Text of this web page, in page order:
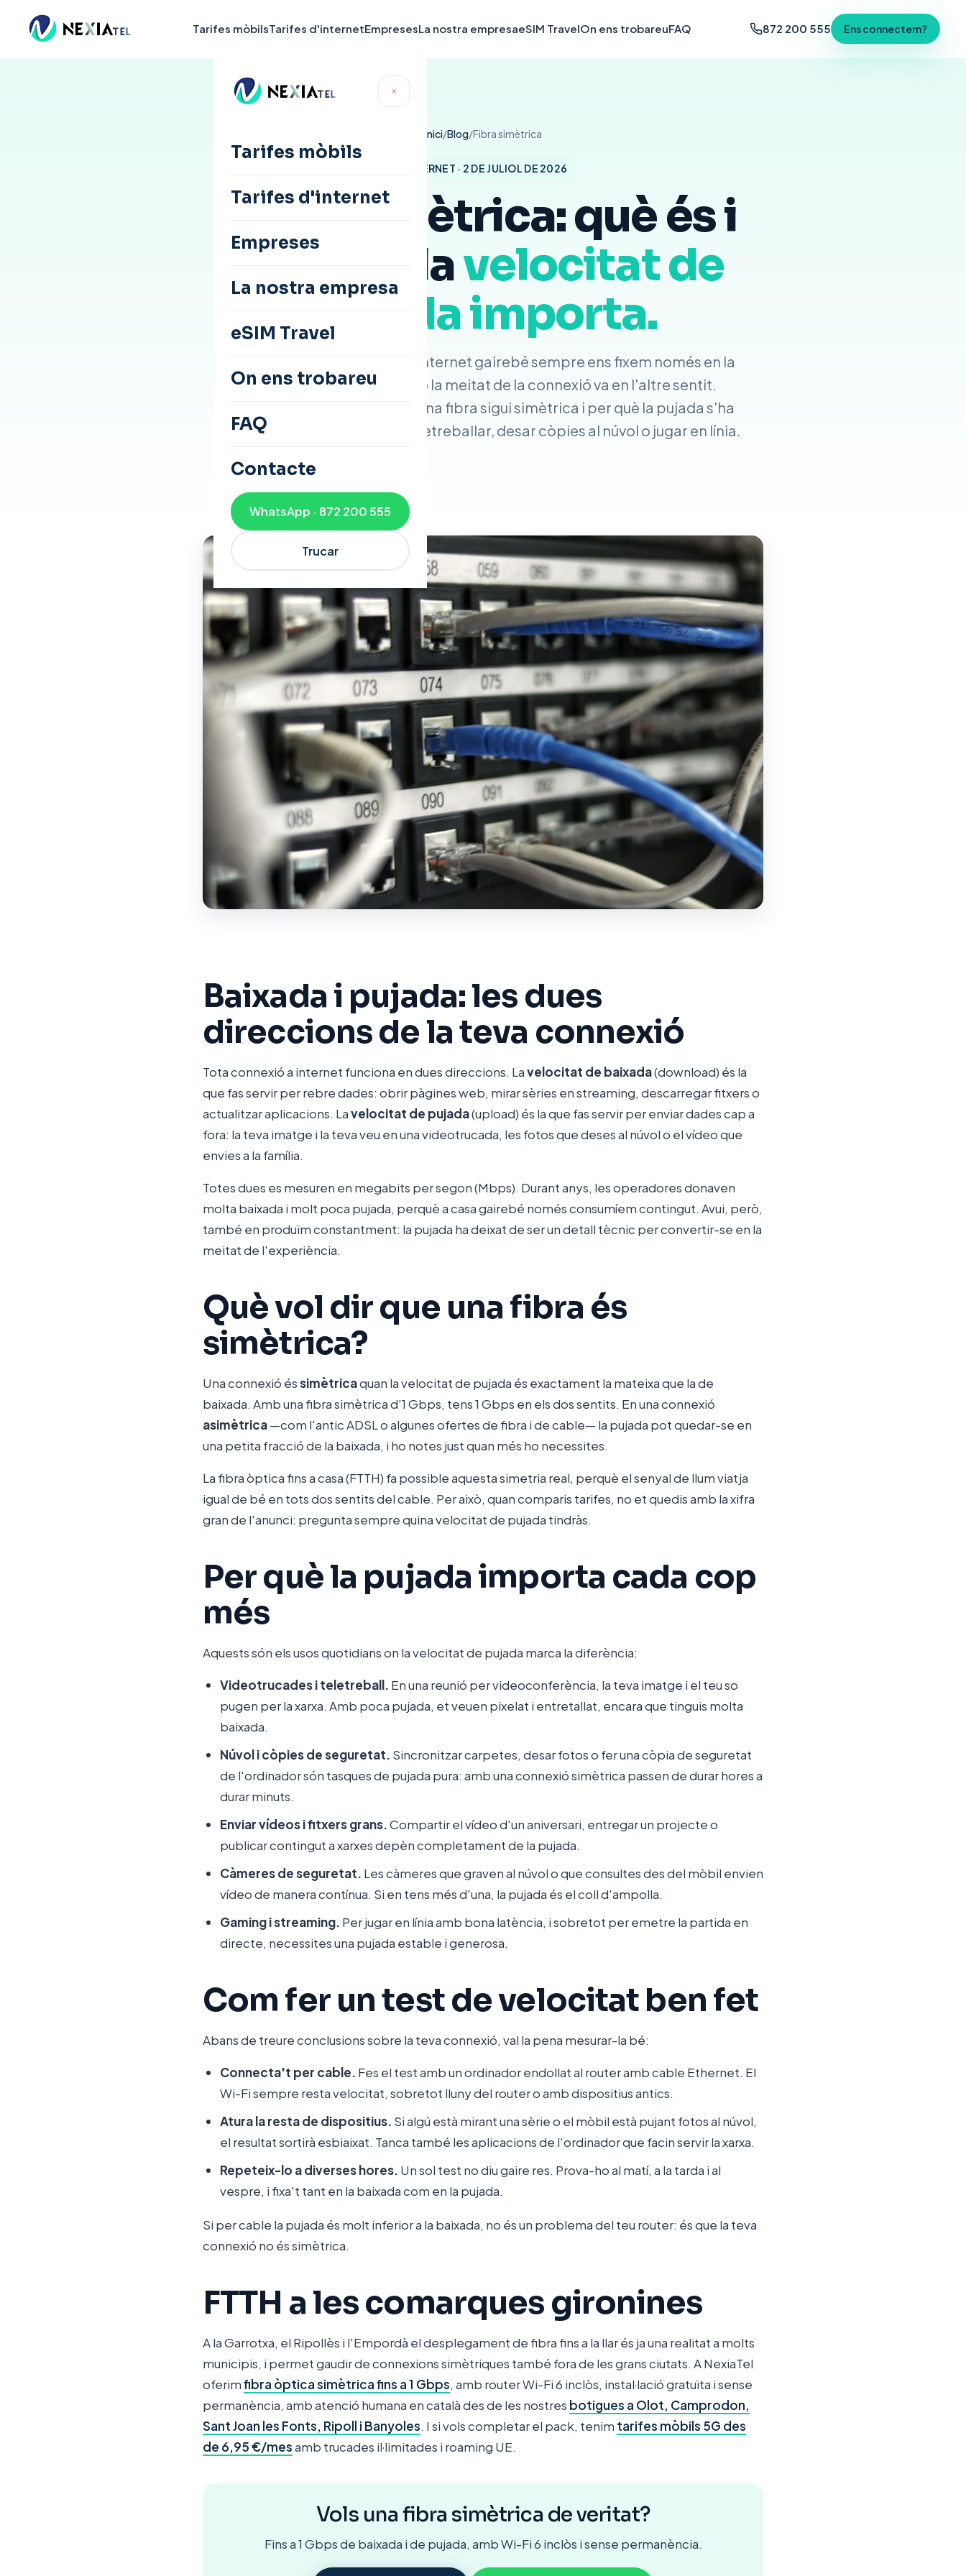
Tarifes mòbilsTarifes d'internetEmpresesLa nostra empresaeSIM TravelOn ens trobareuFAQ 872 200 555 Ens connectem?
Tarifes mòbils
Tarifes d'internet
Empreses
La nostra empresa
eSIM Travel
On ens trobareu
FAQ
Contacte
WhatsApp · 872 200 555
Trucar
Inici/Blog/Fibra simètrica
INTERNET · 2 DE JULIOL DE 2026
Fibra simètrica: què és i
per què lavelocitat de
pujada importa.
Quan comparem ofertes d'internet gairebé sempre ens fixem només en la
velocitat de baixada, però la meitat de la connexió va en l'altre sentit.
T'expliquem què vol dir que una fibra sigui simètrica i per què la pujada s'ha
tornat imprescindible per teletreballar, desar còpies al núvol o jugar en línia.
Baixada i pujada: les dues
direccions de la teva connexió
Tota connexió a internet funciona en dues direccions. Lavelocitat de baixada(download) és la
que fas servir per rebre dades: obrir pàgines web, mirar sèries en streaming, descarregar fitxers o
actualitzar aplicacions. Lavelocitat de pujada(upload) és la que fas servir per enviar dades cap a
fora: la teva imatge i la teva veu en una videotrucada, les fotos que deses al núvol o el vídeo que
envies a la família.
Totes dues es mesuren en megabits per segon (Mbps). Durant anys, les operadores donaven
molta baixada i molt poca pujada, perquè a casa gairebé només consumíem contingut. Avui, però,
també en produïm constantment: la pujada ha deixat de ser un detall tècnic per convertir-se en la
meitat de l'experiència.
Què vol dir que una fibra és
simètrica?
Una connexió éssimètricaquan la velocitat de pujada és exactament la mateixa que la de
baixada. Amb una fibra simètrica d'1 Gbps, tens 1 Gbps en els dos sentits. En una connexió
asimètrica—com l'antic ADSL o algunes ofertes de fibra i de cable— la pujada pot quedar-se en
una petita fracció de la baixada, i ho notes just quan més ho necessites.
La fibra òptica fins a casa (FTTH) fa possible aquesta simetria real, perquè el senyal de llum viatja
igual de bé en tots dos sentits del cable. Per això, quan comparis tarifes, no et quedis amb la xifra
gran de l'anunci: pregunta sempre quina velocitat de pujada tindràs.
Per què la pujada importa cada cop
més
Aquests són els usos quotidians on la velocitat de pujada marca la diferència:
Videotrucades i teletreball. En una reunió per videoconferència, la teva imatge i el teu so
pugen per la xarxa. Amb poca pujada, et veuen pixelat i entretallat, encara que tinguis molta
baixada.
Núvol i còpies de seguretat. Sincronitzar carpetes, desar fotos o fer una còpia de seguretat
de l'ordinador són tasques de pujada pura: amb una connexió simètrica passen de durar hores a
durar minuts.
Enviar vídeos i fitxers grans.Compartir el vídeo d'un aniversari, entregar un projecte o
publicar contingut a xarxes depèn completament de la pujada.
Càmeres de seguretat. Les càmeres que graven al núvol o que consultes des del mòbil envien
vídeo de manera contínua. Si en tens més d'una, la pujada és el coll d'ampolla.
Gaming i streaming. Per jugar en línia amb bona latència, i sobretot per emetre la partida en
directe, necessites una pujada estable i generosa.
Com fer un test de velocitat ben fet
Abans de treure conclusions sobre la teva connexió, val la pena mesurar-la bé:
Connecta't per cable. Fes el test amb un ordinador endollat al router amb cable Ethernet. El
Wi-Fi sempre resta velocitat, sobretot lluny del router o amb dispositius antics.
Atura la resta de dispositius. Si algú està mirant una sèrie o el mòbil està pujant fotos al núvol,
el resultat sortirà esbiaixat. Tanca també les aplicacions de l'ordinador que facin servir la xarxa.
Repeteix-lo a diverses hores. Un sol test no diu gaire res. Prova-ho al matí, a la tarda i al
vespre, i fixa't tant en la baixada com en la pujada.
Si per cable la pujada és molt inferior a la baixada, no és un problema del teu router: és que la teva
connexió no és simètrica.
FTTH a les comarques gironines
A la Garrotxa, el Ripollès i l'Empordà el desplegament de fibra fins a la llar és ja una realitat a molts
municipis, i permet gaudir de connexions simètriques també fora de les grans ciutats. A NexiaTel
oferimfibra òptica simètrica fins a 1 Gbps, amb router Wi-Fi 6 inclòs, instal·lació gratuïta i sense
permanència, amb atenció humana en català des de les nostres botigues a Olot, Camprodon,
Sant Joan les Fonts, Ripoll i Banyoles. I si vols completar el pack, tenim tarifes mòbils 5G des
de 6,95 €/mesamb trucades il·limitades i roaming UE.
Vols una fibra simètrica de veritat?
Fins a 1 Gbps de baixada i de pujada, amb Wi-Fi 6 inclòs i sense permanència.